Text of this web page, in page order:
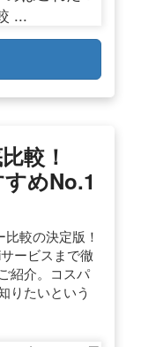
較！
めNo.1
比較の決定版！
ービスまで徹
紹介。コスパ
りたいという